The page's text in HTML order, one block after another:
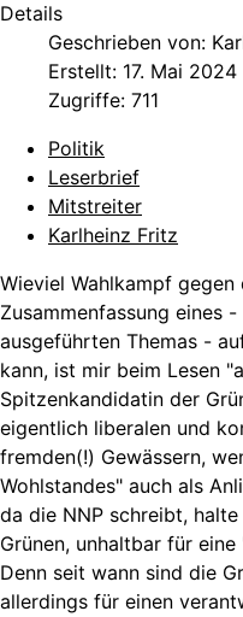
Details
Geschrieben von:
Erstellt: 17. Mai 2024
Zugriffe: 711
Politik
Leserbrief
Mitstreiter
Karlheinz Fritz
Wieviel Wahlkampf
Zusammenfassung eines
ausgeführten Themas -
kann, ist mir beim Lesen
Spitzenkandidatin der
eigentlich liberalen und
fremden(!) Gewässern,
Wohlstandes" auch als
da die NNP schreibt,
Grünen, unhaltbar für
Denn seit wann sind die
allerdings für einen